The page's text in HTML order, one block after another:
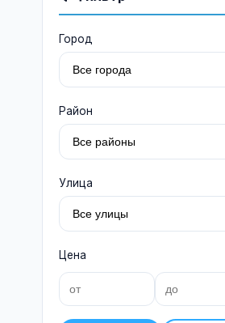
Город
Район
Улица
Цена